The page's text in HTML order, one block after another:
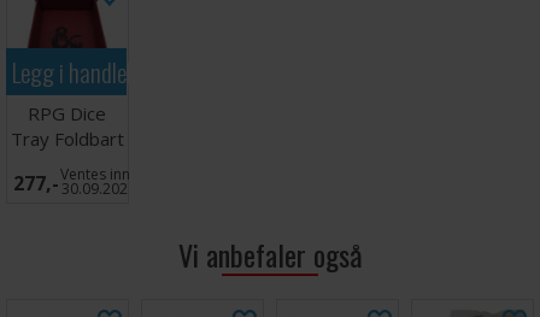
Legg i handlekurven
RPG Dice
Tray Foldbart
D&D
277,-Ventes inn
30.09.2026
Vi anbefaler også